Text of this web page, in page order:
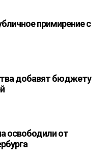
примирение с
добавят бюджету
освободили от